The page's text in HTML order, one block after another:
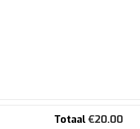
Totaal €20.00